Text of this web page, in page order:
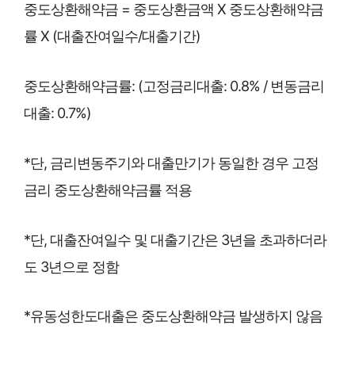
중도상환해약금 = 중도상환금액 X 중도상환해약금
률 X (대출잔여일수/대출기간)
중도상환해약금률: (고정금리대출: 0.8% / 변동금리
대출: 0.7%)
*단, 금리변동주기와 대출만기가 동일한 경우 고정
금리 중도상환해약금률 적용
*단, 대출잔여일수 및 대출기간은 3년을 초과하더라
도 3년으로 정함
*유동성한도대출은 중도상환해약금 발생하지 않음